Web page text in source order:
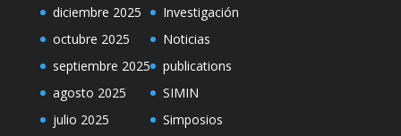
diciembre 2025
octubre 2025
septiembre 2025
agosto 2025
julio 2025
Investigación
Noticias
publications
SIMIN
Simposios